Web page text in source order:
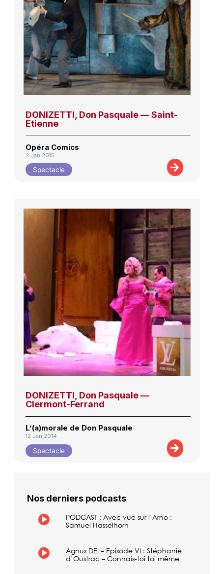
DONIZETTI, Don Pasquale — Saint-
Etienne
Opéra Comics
2 Jan 2015
Spectacle
DONIZETTI, Don Pasquale —
Clermont-Ferrand
L’(a)morale de Don Pasquale
12 Jan 2014
Spectacle
Nos derniers podcasts
PODCAST : Avec vue sur l’Arno :
Samuel Hasselhorn
Agnus DEI – Episode VI : Stéphanie
d’Oustrac – Connais-toi toi même